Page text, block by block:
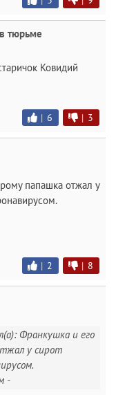
тюрьме
Ковидий
| 6 | 3
папашка отжал у
| 2 | 8
Франкушка и его
у сирот
-